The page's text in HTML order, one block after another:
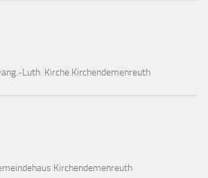
Luth. Kirche Kirchendemenreuth
Kirchendemenreuth